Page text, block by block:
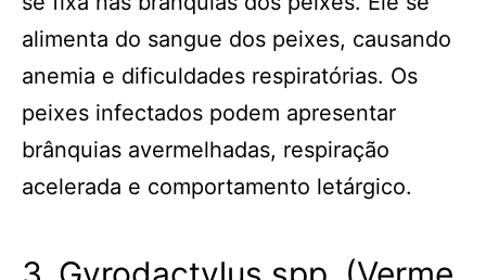
alimenta do sangue dos peixes, causando
anemia e dificuldades respiratórias. Os
peixes infectados podem apresentar
brânquias avermelhadas, respiração
acelerada e comportamento letárgico.